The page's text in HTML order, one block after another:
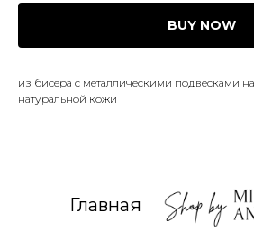
BUY NOW
из бисера с металлическими подвесками
натуральной кожи
Главная